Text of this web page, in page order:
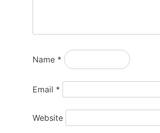
Name *
Email *
Website